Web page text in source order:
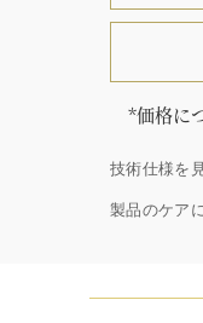
*価格に
ありませ
ストンは
ウィンス
の個性を
技術仕様を
製品のケア